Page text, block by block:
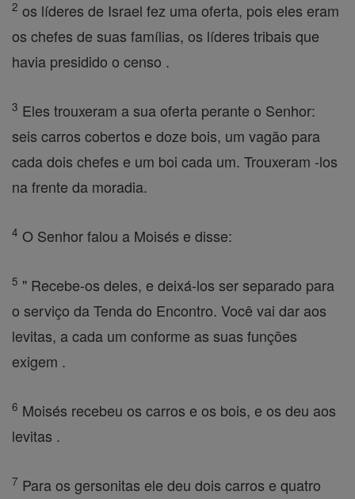
2 os líderes de Israel fez uma oferta, pois eles eram
os chefes de suas famílias, os líderes tribais que
havia presidido o censo .
3 Eles trouxeram a sua oferta perante o Senhor:
seis carros cobertos e doze bois, um vagão para
cada dois chefes e um boi cada um. Trouxeram -los
na frente da moradia.
4 O Senhor falou a Moisés e disse:
5 " Recebe-os deles, e deixá-los ser separado para
o serviço da Tenda do Encontro. Você vai dar aos
levitas, a cada um conforme as suas funções
exigem .
6 Moisés recebeu os carros e os bois, e os deu aos
levitas .
7 Para os gersonitas ele deu dois carros e quatro